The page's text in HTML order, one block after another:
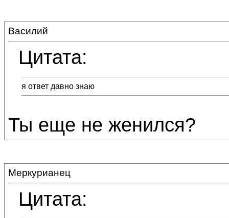
Василий
Цитата:
я ответ давно знаю
Ты еще не женился?
Меркурианец
Цитата: